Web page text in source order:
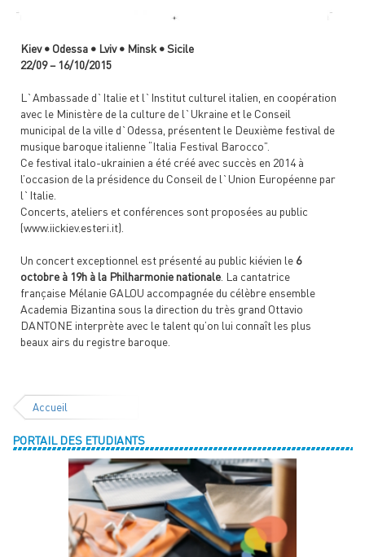
Kiev • Odessa • Lviv • Minsk • Sicile
22/09 – 16/10/2015
L`Ambassade d`Italie et l`Institut culturel italien, en coopération
avec le Ministère de la culture de l`Ukraine et le Conseil
municipal de la ville d`Odessa, présentent le Deuxième festival de
musique baroque italienne “Italia Festival Barocco”.
Ce festival italo-ukrainien a été créé avec succès en 2014 à
l’occasion de la présidence du Conseil de l`Union Européenne par
l`Italie.
Concerts, ateliers et conférences sont proposées au public
(www.iickiev.esteri.it).
Un concert exceptionnel est présenté au public kiévien le 6
octobre à 19h à la Philharmonie nationale . La cantatrice
française Mélanie GALOU accompagnée du célèbre ensemble
Academia Bizantina sous la direction du très grand Ottavio
DANTONE interprète avec le talent qu’on lui connaît les plus
beaux airs du registre baroque.
Accueil
PORTAIL DES ETUDIANTS